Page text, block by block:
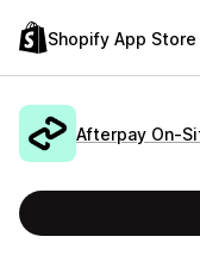
Shopify App Store
Afterpay